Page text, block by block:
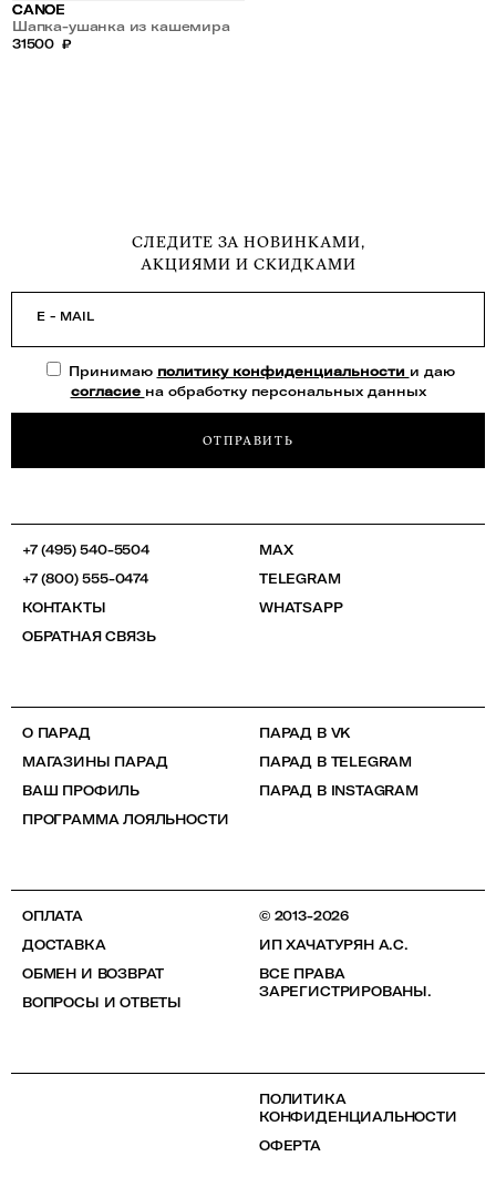
CANOE
Шапка-ушанка из кашемира
31500 ₽
СЛЕДИТЕ ЗА НОВИНКАМИ,
АКЦИЯМИ И СКИДКАМИ
E - MAIL
Принимаю политику конфиденциальности и даю
согласие на обработку персональных данных
ОТПРАВИТЬ
+7 (495) 540-5504
+7 (800) 555-0474
КОНТАКТЫ
ОБРАТНАЯ СВЯЗЬ
MAX
TELEGRAM
WHATSAPP
О ПАРАД
МАГАЗИНЫ ПАРАД
ВАШ ПРОФИЛЬ
ПРОГРАММА ЛОЯЛЬНОСТИ
ПАРАД В VK
ПАРАД В TELEGRAM
ПАРАД В INSTAGRAM
ОПЛАТА
ДОСТАВКА
ОБМЕН И ВОЗВРАТ
ВОПРОСЫ И ОТВЕТЫ
© 2013-2026
ИП ХАЧАТУРЯН А.С.
ВСЕ ПРАВА
ЗАРЕГИСТРИРОВАНЫ.
ПОЛИТИКА
КОНФИДЕНЦИАЛЬНОСТИ
ОФЕРТА